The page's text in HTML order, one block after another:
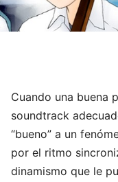
Cuando una buena
soundtrack
“bueno” a un
por el ritmo
dinamismo que le